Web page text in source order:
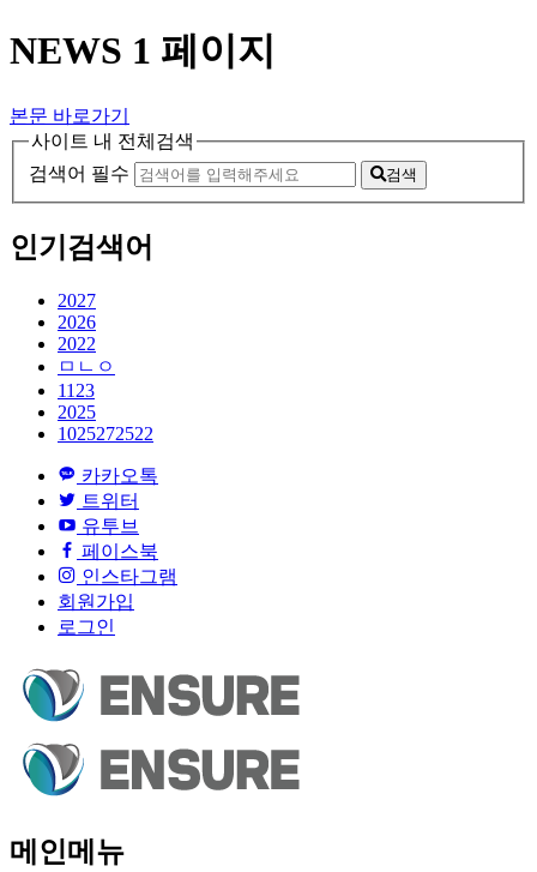
NEWS 1 페이지
본문 바로가기
사이트 내 전체검색
검색어 필수
검색
인기검색어
2027
2026
2022
ㅁㄴㅇ
1123
2025
1025272522
카카오톡
트위터
유투브
페이스북
인스타그램
회원가입
로그인
메인메뉴